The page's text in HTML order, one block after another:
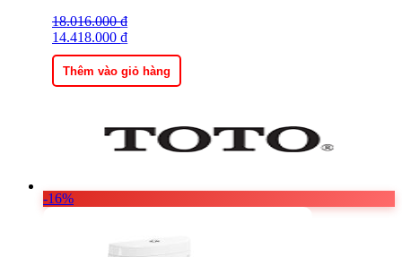
18.016.000₫
Giá
gốc
là:
18.016.000 ₫.
14.418.000 ₫
Giá
hiện
tại
là:
14.418.000 ₫.
Thêm vào giỏ hàng
-16%